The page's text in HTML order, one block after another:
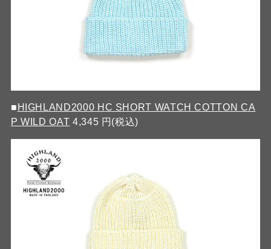
■ HIGHLAND2000 HC SHORT WATCH COTTON CA
P WILD OAT 4,345 円(税込)